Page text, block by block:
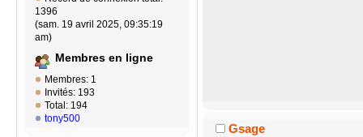
1396
(sam. 19 avril 2025, 09:35:19
am)
Membres en ligne
Membres: 1
Invités: 193
Total: 194
tony500
Gsage